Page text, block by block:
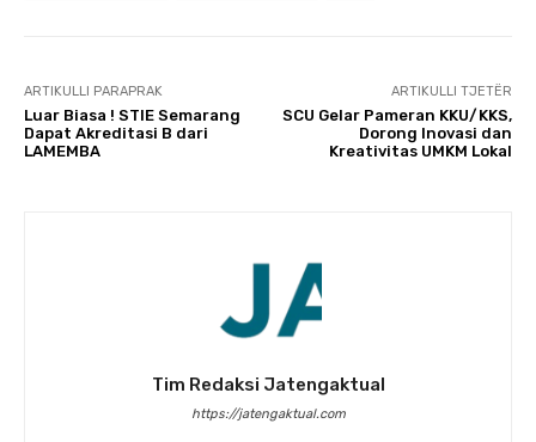
ARTIKULLI PARAPRAK
Luar Biasa ! STIE Semarang
Dapat Akreditasi B dari
LAMEMBA
ARTIKULLI TJETËR
SCU Gelar Pameran KKU/KKS,
Dorong Inovasi dan
Kreativitas UMKM Lokal
Tim Redaksi Jatengaktual
https://jatengaktual.com